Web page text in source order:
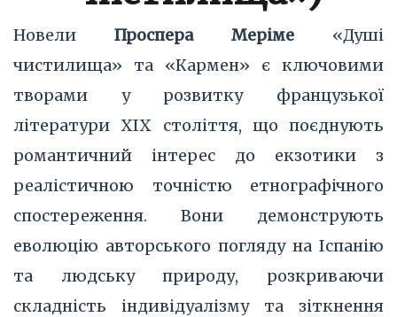
Новели Проспера Меріме «Душі
чистилища» та «Кармен» є ключовими
творами у розвитку французької
літератури XIX століття, що поєднують
романтичний інтерес до екзотики з
реалістичною точністю етнографічного
спостереження. Вони демонструють
еволюцію авторського погляду на Іспанію
та людську природу, розкриваючи
складність індивідуалізму та зіткнення